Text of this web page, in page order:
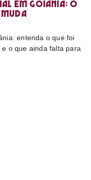
em Goiânia: o
entenda o que foi
o que ainda falta para